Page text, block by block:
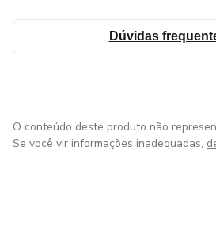
- Maria Inês dos Santos
Dúvidas
O conteúdo deste produto não
Se você vir informações inadequadas,